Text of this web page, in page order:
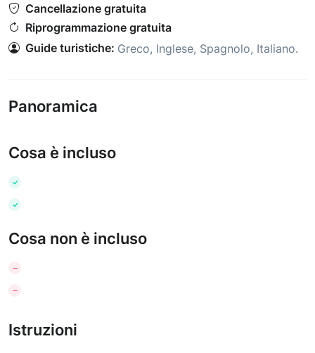
Cancellazione gratuita
Riprogrammazione gratuita
Guide turistiche: Greco, Inglese, Spagnolo, Italiano.
Panoramica
Cosa è incluso
Cosa non è incluso
Istruzioni